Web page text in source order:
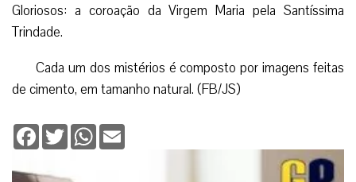
Gloriosos: a coroação da Virgem Maria pela Santíssima
Trindade.
Cada um dos mistérios é composto por imagens feitas
de cimento, em tamanho natural. (FB/JS)
Facebook
TwitterWhatsApp